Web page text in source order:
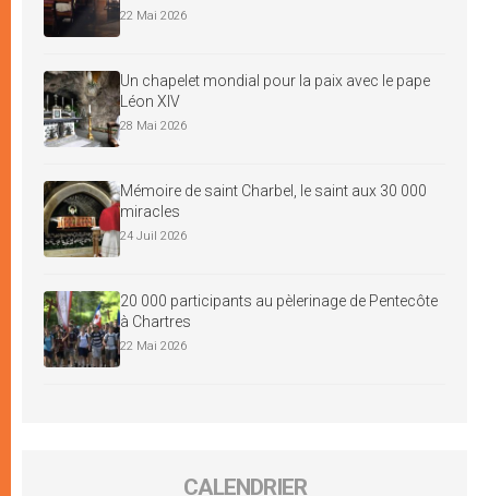
22 Mai 2026
Un chapelet mondial pour la paix avec le pape
Léon XIV
28 Mai 2026
Mémoire de saint Charbel, le saint aux 30 000
miracles
24 Juil 2026
20 000 participants au pèlerinage de Pentecôte
à Chartres
22 Mai 2026
CALENDRIER